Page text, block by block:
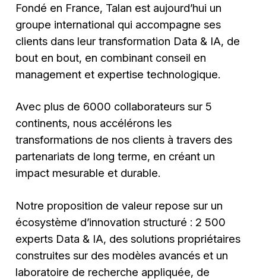
Fondé en France, Talan est aujourd’hui un
groupe international qui accompagne ses
clients dans leur transformation Data & IA, de
bout en bout, en combinant conseil en
management et expertise technologique.
Avec plus de 6000 collaborateurs sur 5
continents, nous accélérons les
transformations de nos clients à travers des
partenariats de long terme, en créant un
impact mesurable et durable.
Notre proposition de valeur repose sur un
écosystème d’innovation structuré : 2 500
experts Data & IA, des solutions propriétaires
construites sur des modèles avancés et un
laboratoire de recherche appliquée, de